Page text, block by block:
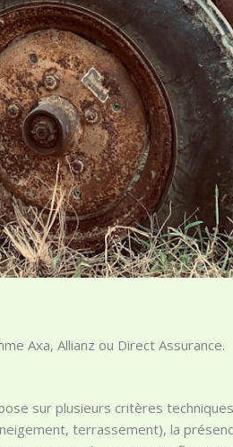
Axa, Allianz ou Direct Assurance.
sur plusieurs critères
terrassement), la